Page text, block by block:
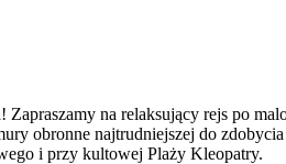
na relaksujący rejs po
obronne najtrudniejszej do
i przy kultowej Plaży Kleopatry.